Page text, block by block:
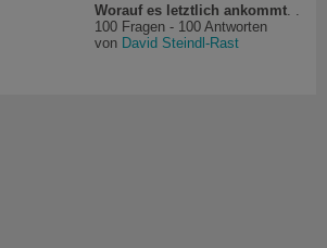
Worauf es letztlich ankommt
100 Fragen - 100 Antworten
von David Steindl-Rast